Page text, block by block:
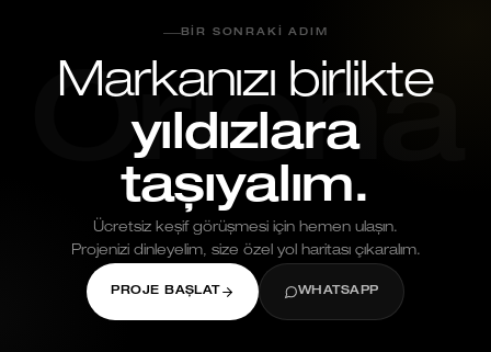
Oriona
BIR SONRAKI ADIM
Markanızı birlikte
yıldızlara
taşıyalım.
Ücretsiz keşif görüşmesi için hemen ulaşın.
Projenizi dinleyelim, size özel yol haritası çıkaralım.
PROJE BAŞLAT WHATSAPP